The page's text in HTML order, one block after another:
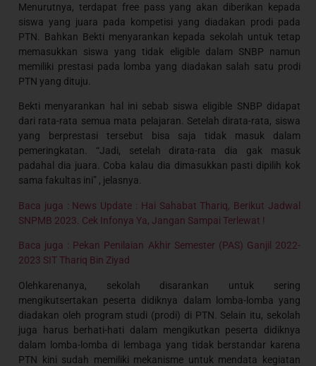
Menurutnya, terdapat free pass yang akan diberikan kepada
siswa yang juara pada kompetisi yang diadakan prodi pada
PTN. Bahkan Bekti menyarankan kepada sekolah untuk tetap
memasukkan siswa yang tidak eligible dalam SNBP namun
memiliki prestasi pada lomba yang diadakan salah satu prodi
PTN yang dituju.
Bekti menyarankan hal ini sebab siswa eligible SNBP didapat
dari rata-rata semua mata pelajaran. Setelah dirata-rata, siswa
yang berprestasi tersebut bisa saja tidak masuk dalam
pemeringkatan. “Jadi, setelah dirata-rata dia gak masuk
padahal dia juara. Coba kalau dia dimasukkan pasti dipilih kok
sama fakultas ini” , jelasnya.
Baca juga : News Update : Hai Sahabat Thariq, Berikut Jadwal
SNPMB 2023. Cek Infonya Ya, Jangan Sampai Terlewat !
Baca juga : Pekan Penilaian Akhir Semester (PAS) Ganjil 2022-
2023 SIT Thariq Bin Ziyad
Olehkarenanya, sekolah disarankan untuk sering
mengikutsertakan peserta didiknya dalam lomba-lomba yang
diadakan oleh program studi (prodi) di PTN. Selain itu, sekolah
juga harus berhati-hati dalam mengikutkan peserta didiknya
dalam lomba-lomba di lembaga yang tidak berstandar karena
PTN kini sudah memiliki mekanisme untuk mendata kegiatan